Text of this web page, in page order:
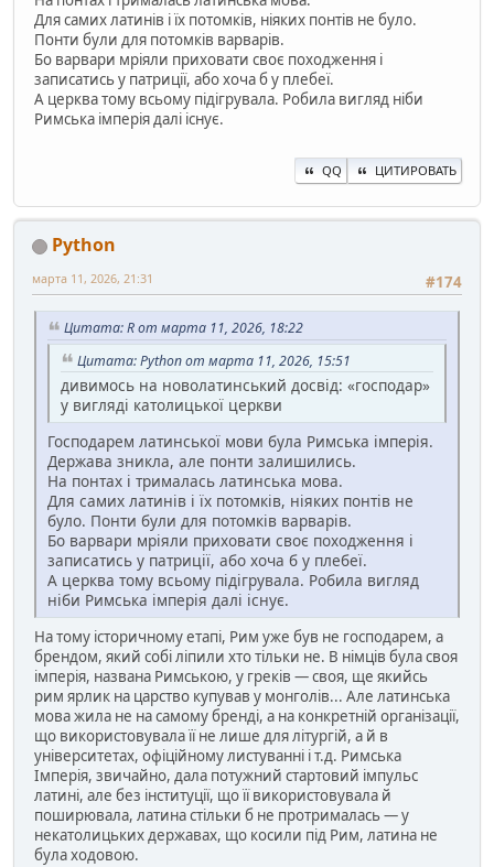
Для самих латинів і їх потомків, ніяких понтів не було.
Понти були для потомків варварів.
Бо варвари мріяли приховати своє походження і
записатись у патриції, або хоча б у плебеї.
А церква тому всьому підігрувала. Робила вигляд ніби
Римська імперія далі існує.
QQ ЦИТИРОВАТЬ
Python
#174
марта 11, 2026, 21:31
Цитата: R от марта 11, 2026, 18:22
Цитата: Python от марта 11, 2026, 15:51
дивимось на новолатинський досвід: «господар»
у вигляді католицької церкви
Господарем латинської мови була Римська імперія.
Держава зникла, але понти залишились.
На понтах і трималась латинська мова.
Для самих латинів і їх потомків, ніяких понтів не
було. Понти були для потомків варварів.
Бо варвари мріяли приховати своє походження і
записатись у патриції, або хоча б у плебеї.
А церква тому всьому підігрувала. Робила вигляд
ніби Римська імперія далі існує.
На тому історичному етапі, Рим уже був не господарем, а
брендом, який собі ліпили хто тільки не. В німців була своя
імперія, названа Римською, у греків — своя, ще якийсь
рим ярлик на царство купував у монголів... Але латинська
мова жила не на самому бренді, а на конкретній організації,
що використовувала її не лише для літургій, а й в
університетах, офіційному листуванні і т.д. Римська
Імперія, звичайно, дала потужний стартовий імпульс
латині, але без інституції, що її використовувала й
поширювала, латина стільки б не протрималась — у
некатолицьких державах, що косили під Рим, латина не
була ходовою.